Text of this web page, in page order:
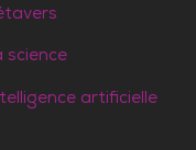
science
artificielle